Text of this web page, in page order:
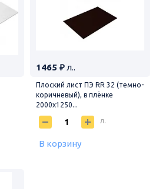
1465 ₽ л..
Плоский лист ПЭ RR 32 (темно-
коричневый), в плёнке
2000х1250...
л.
В корзину